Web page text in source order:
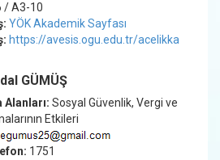
/ A3-10
YÖK Akademik Sayfası
https://avesis.ogu.edu.tr/acelikka
GÜMÜŞ
Alanları: Sosyal Güvenlik, Vergi ve
Etkileri
1751